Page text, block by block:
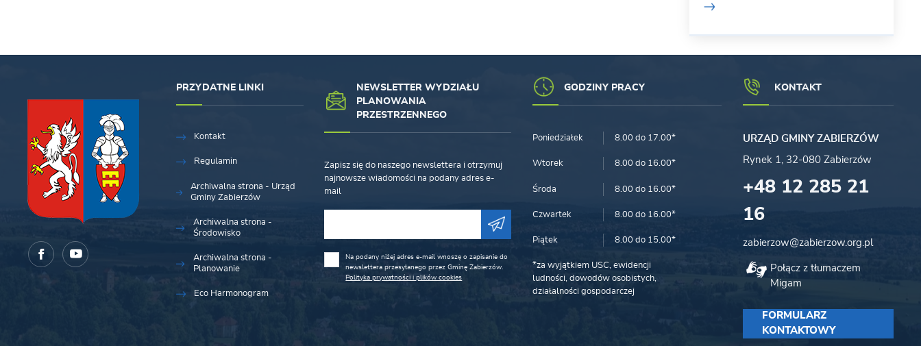
PRZYDATNE LINKI
Kontakt
Regulamin
Archiwalna strona - Urząd
Gminy Zabierzów
Archiwalna strona -
Środowisko
Archiwalna strona -
Planowanie
Eco Harmonogram
NEWSLETTER WYDZIAŁU
PLANOWANIA
PRZESTRZENNEGO
Zapisz się do naszego newslettera i otrzymuj
najnowsze wiadomości na podany adres e-
mail
Na podany niżej adres e-mail wnoszę o zapisanie do
newslettera przesyłanego przez Gminę Zabierzów.
Polityka prywatności i plików cookies
GODZINY PRACY
Poniedziałek 8.00 do 17.00*
Wtorek 8.00 do 16.00*
Środa 8.00 do 16.00*
Czwartek 8.00 do 16.00*
Piątek 8.00 do 15.00*
*za wyjątkiem USC, ewidencji
ludności, dowodów osobistych,
działalności gospodarczej
KONTAKT
URZĄD GMINY ZABIERZÓW
Rynek 1, 32-080 Zabierzów
+48 12 285 21
16
zabierzow@zabierzow.org.pl
Połącz z tłumaczem
Migam
FORMULARZ
KONTAKTOWY